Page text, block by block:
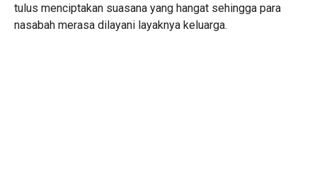
tulus menciptakan suasana yang hangat sehingga para
nasabah merasa dilayani layaknya keluarga.